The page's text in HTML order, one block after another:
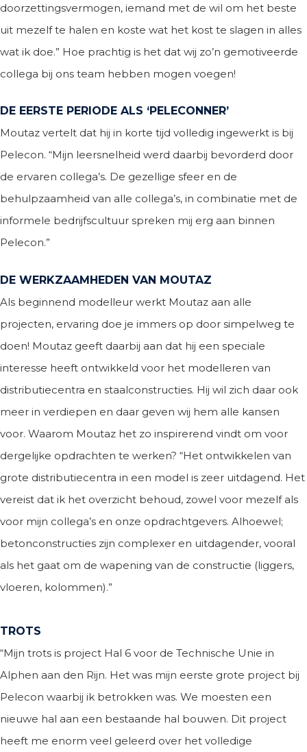
doorzettingsvermogen, iemand met de wil om het beste
uit mezelf te halen en koste wat het kost te slagen in alles
wat ik doe.” Hoe prachtig is het dat wij zo’n gemotiveerde
collega bij ons team hebben mogen voegen!
DE EERSTE PERIODE ALS ‘PELECONNER’
Moutaz vertelt dat hij in korte tijd volledig ingewerkt is bij
Pelecon. “Mijn leersnelheid werd daarbij bevorderd door
de ervaren collega’s. De gezellige sfeer en de
behulpzaamheid van alle collega’s, in combinatie met de
informele bedrijfscultuur spreken mij erg aan binnen
Pelecon.”
DE WERKZAAMHEDEN VAN MOUTAZ
Als beginnend modelleur werkt Moutaz aan alle
projecten, ervaring doe je immers op door simpelweg te
doen! Moutaz geeft daarbij aan dat hij een speciale
interesse heeft ontwikkeld voor het modelleren van
distributiecentra en staalconstructies. Hij wil zich daar ook
meer in verdiepen en daar geven wij hem alle kansen
voor. Waarom Moutaz het zo inspirerend vindt om voor
dergelijke opdrachten te werken? “Het ontwikkelen van
grote distributiecentra in een model is zeer uitdagend. Het
vereist dat ik het overzicht behoud, zowel voor mezelf als
voor mijn collega’s en onze opdrachtgevers. Alhoewel;
betonconstructies zijn complexer en uitdagender, vooral
als het gaat om de wapening van de constructie (liggers,
vloeren, kolommen).”
TROTS
“Mijn trots is project Hal 6 voor de Technische Unie in
Alphen aan den Rijn. Het was mijn eerste grote project bij
Pelecon waarbij ik betrokken was. We moesten een
nieuwe hal aan een bestaande hal bouwen. Dit project
heeft me enorm veel geleerd over het volledige